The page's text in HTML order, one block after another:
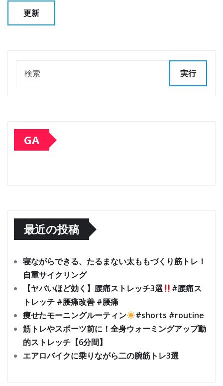
実行
GA
最近の投稿
寝ながらできる、たるまない太ももづくり筋トレ！
自重サイクリング
【ヤバいほど効く】腰痛ストレッチ3選
#腰痛ス
トレッチ #腰痛改善 #腰痛
痩せたモーニングルーティン
#shorts #routine
筋トレやスポーツ前に！全身ウォーミングアップ動
的ストレッチ【6分間】
エアロバイクに乗りながら二の腕筋トレ3選